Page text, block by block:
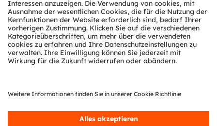
© 2026 ams-OSRAM AG. All rights reserved.
Datenschutzerklärung Nutzungsbedingungen
Terms of Trade
ImpressumCookie PolicyAI Policy